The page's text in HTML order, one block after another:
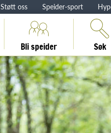
Støtt oss Speider-sport
Bli speider Søk